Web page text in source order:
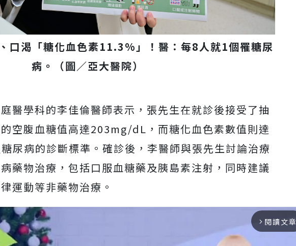
口渴「糖化血色素11.3%」！醫：每8人就1個罹糖尿
病。（圖／亞大醫院）
醫學科的李佳倫醫師表示，張先生在就診後接受了抽
空腹血糖值高達203mg/dL，而糖化血色素數值則達
尿病的診斷標準。確診後，李醫師與張先生討論治療
藥物治療，包括口服血糖藥及胰島素注射，同時建議
運動等非藥物治療。
arrow_forward_ios 閱讀文章